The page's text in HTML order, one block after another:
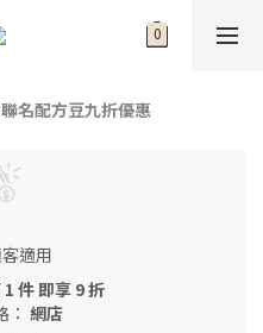
名配方豆九折優惠
適用
件 即享 9 折
網店